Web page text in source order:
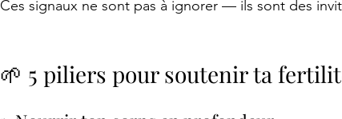
Ces signaux ne sont pas à ignorer — ils sont des
🌱 5 piliers pour soutenir ta